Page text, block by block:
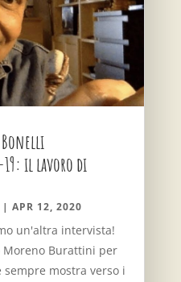
19: il lavoro di
| APR 12, 2020
un'altra intervista!
Moreno Burattini per
mostra verso i